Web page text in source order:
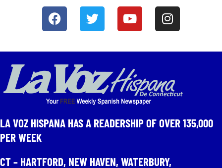
LA VOZ HISPANA HAS A READERSHIP OF OVER 135,000
PER WEEK​
CT – HARTFORD, NEW HAVEN, WATERBURY,